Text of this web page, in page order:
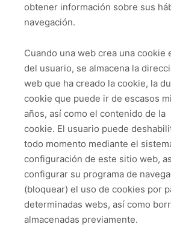
obtener información sobre sus
navegación.
Cuando una web crea una cookie
del usuario, se almacena la
web que ha creado la cookie, la
cookie que puede ir de escasos
años, así como el contenido de la
cookie. El usuario puede
todo momento mediante el
configuración de este sitio web,
configurar su programa de
(bloquear) el uso de cookies por
determinadas webs, así como
almacenadas previamente.